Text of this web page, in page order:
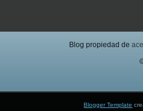
Blog propiedad de
Blogger Template